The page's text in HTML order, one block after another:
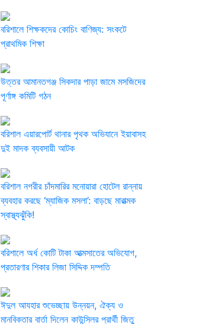
বরিশালে শিক্ষকদের কোচিং বাণিজ্য: সংকটে
প্রাথমিক শিক্ষা
উত্তর আমানতগঞ্জ সিকদার পাড়া জামে মসজিদের
পূর্ণাঙ্গ কমিটি গঠন
বরিশাল এয়ারপোর্ট থানার পৃথক অভিযানে ইয়াবাসহ
দুই মাদক ব্যবসায়ী আটক ​
বরিশাল নগরীর চাঁদমারির মনোয়ারা হোটেল রান্নায়
ব্যবহার করছে ‘ম্যাজিক মসলা’: বাড়ছে মারাত্মক
স্বাস্থ্যঝুঁকি!
বরিশালে অর্ধ কোটি টাকা আত্মসাতের অভিযোগ,
প্রতারণার শিকার লিজা সিদ্দিক দম্পতি
ঈদুল আযহার শুভেচ্ছায় উন্নয়ন, ঐক্য ও
মানবিকতার বার্তা দিলেন কাউন্সিলর প্রার্থী জিতু